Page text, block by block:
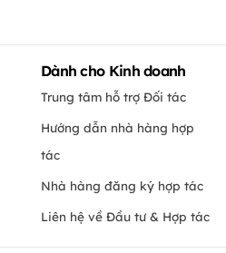
Dành cho Kinh doanh
Trung tâm hỗ trợ Đối tác
Hướng dẫn nhà hàng hợp
tác
Nhà hàng đăng ký hợp tác
Liên hệ về Đầu tư & Hợp tác